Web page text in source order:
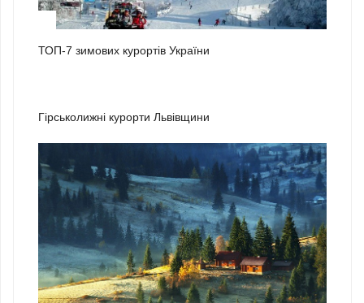
ТОП-7 зимових курортів України
Гірськолижні курорти Львівщини